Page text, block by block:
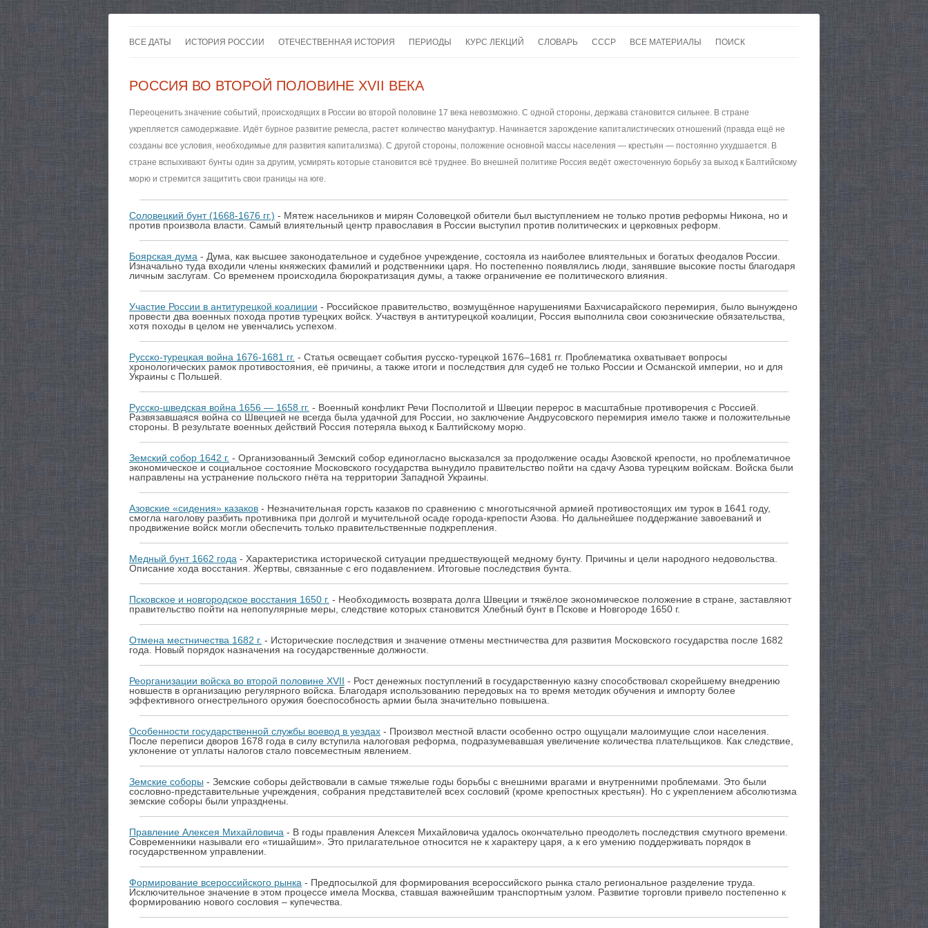
к
ВСЕ ДАТЫ ИСТОРИЯ РОССИИ ОТЕЧЕСТВЕННАЯ ИСТОРИЯ ПЕРИОДЫ КУРС ЛЕКЦИЙ СЛОВАРЬ СССР
ВОЙНЫ
ВСЕ МАТЕРИАЛЫ
КАРТЫ
ПОИСК
РОССИЯ ВО ВТОРОЙ ПОЛОВИНЕ XVII ВЕКА
Переоценить значение событий, происходящих в России во второй половине 17 века невозможно. С одной стороны, держава становится сильнее. В стране
укрепляется самодержавие. Идёт бурное развитие ремесла, растет количество мануфактур. Начинается зарождение капиталистических отношений (правда ещё не
созданы все условия, необходимые для развития капитализма). С другой стороны, положение основной массы населения — крестьян — постоянно ухудшается. В
стране вспыхивают бунты один за другим, усмирять которые становится всё труднее. Во внешней политике Россия ведёт ожесточенную борьбу за выход к Балтийскому
морю и стремится защитить свои границы на юге.
Соловецкий бунт (1668-1676 гг.) - Мятеж насельников и мирян Соловецкой обители был выступлением не только против реформы Никона, но и
против произвола власти. Самый влиятельный центр православия в России выступил против политических и церковных реформ.
Боярская дума - Дума, как высшее законодательное и судебное учреждение, состояла из наиболее влиятельных и богатых феодалов России.
Изначально туда входили члены княжеских фамилий и родственники царя. Но постепенно появлялись люди, занявшие высокие посты благодаря
личным заслугам. Со временем происходила бюрократизация думы, а также ограничение ее политического влияния.
Участие России в антитурецкой коалиции - Российское правительство, возмущённое нарушениями Бахчисарайского перемирия, было вынуждено
провести два военных похода против турецких войск. Участвуя в антитурецкой коалиции, Россия выполнила свои союзнические обязательства,
хотя походы в целом не увенчались успехом.
Русско-турецкая война 1676-1681 гг. - Статья освещает события русско-турецкой 1676–1681 гг. Проблематика охватывает вопросы
хронологических рамок противостояния, её причины, а также итоги и последствия для судеб не только России и Османской империи, но и для
Украины с Польшей.
Русско-шведская война 1656 — 1658 гг. - Военный конфликт Речи Посполитой и Швеции перерос в масштабные противоречия с Россией.
Развязавшаяся война со Швецией не всегда была удачной для России, но заключение Андрусовского перемирия имело также и положительные
стороны. В результате военных действий Россия потеряла выход к Балтийскому морю.
Земский собор 1642 г. - Организованный Земский собор единогласно высказался за продолжение осады Азовской крепости, но проблематичное
экономическое и социальное состояние Московского государства вынудило правительство пойти на сдачу Азова турецким войскам. Войска были
направлены на устранение польского гнёта на территории Западной Украины.
Азовские «сидения» казаков - Незначительная горсть казаков по сравнению с многотысячной армией противостоящих им турок в 1641 году,
смогла наголову разбить противника при долгой и мучительной осаде города-крепости Азова. Но дальнейшее поддержание завоеваний и
продвижение войск могли обеспечить только правительственные подкрепления.
Медный бунт 1662 года - Характеристика исторической ситуации предшествующей медному бунту. Причины и цели народного недовольства.
Описание хода восстания. Жертвы, связанные с его подавлением. Итоговые последствия бунта.
Псковское и новгородское восстания 1650 г. - Необходимость возврата долга Швеции и тяжёлое экономическое положение в стране, заставляют
правительство пойти на непопулярные меры, следствие которых становится Хлебный бунт в Пскове и Новгороде 1650 г.
Отмена местничества 1682 г. - Исторические последствия и значение отмены местничества для развития Московского государства после 1682
года. Новый порядок назначения на государственные должности.
Реорганизации войска во второй половине XVII - Рост денежных поступлений в государственную казну способствовал скорейшему внедрению
новшеств в организацию регулярного войска. Благодаря использованию передовых на то время методик обучения и импорту более
эффективного огнестрельного оружия боеспособность армии была значительно повышена.
Особенности государственной службы воевод в уездах - Произвол местной власти особенно остро ощущали малоимущие слои населения.
После переписи дворов 1678 года в силу вступила налоговая реформа, подразумевавшая увеличение количества плательщиков. Как следствие,
уклонение от уплаты налогов стало повсеместным явлением.
Земские соборы - Земские соборы действовали в самые тяжелые годы борьбы с внешними врагами и внутренними проблемами. Это были
сословно-представительные учреждения, собрания представителей всех сословий (кроме крепостных крестьян). Но с укреплением абсолютизма
земские соборы были упразднены.
Правление Алексея Михайловича - В годы правления Алексея Михайловича удалось окончательно преодолеть последствия смутного времени.
Современники называли его «тишайшим». Это прилагательное относится не к характеру царя, а к его умению поддерживать порядок в
государственном управлении.
Формирование всероссийского рынка - Предпосылкой для формирования всероссийского рынка стало региональное разделение труда.
Исключительное значение в этом процессе имела Москва, ставшая важнейшим транспортным узлом. Развитие торговли привело постепенно к
формированию нового сословия – купечества.